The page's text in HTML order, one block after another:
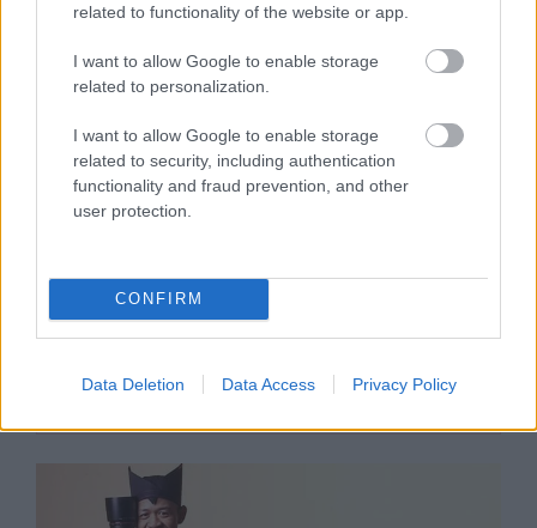
related to functionality of the website or app.
I want to allow Google to enable storage
related to personalization.
I want to allow Google to enable storage
related to security, including authentication
functionality and fraud prevention, and other
user protection.
CONFIRM
Data Deletion Data Access Privacy Policy
KULTÚRA
is használ a fotózáshoz!